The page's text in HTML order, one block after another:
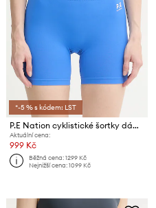
*-5 % s kódem: LST
P.E Nation cyklistické šortky dámské Restore
Aktuální cena:
999 Kč
Běžná cena:1299 Kč
Nejnižší cena:1099 Kč